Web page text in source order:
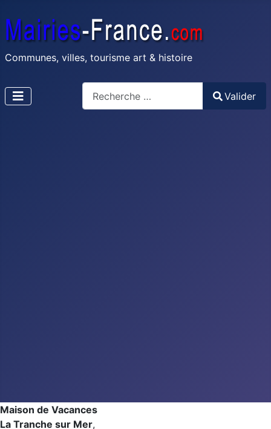
Communes, villes, tourisme art & histoire
Valider
Maison de Vacances
La Tranche sur Mer,